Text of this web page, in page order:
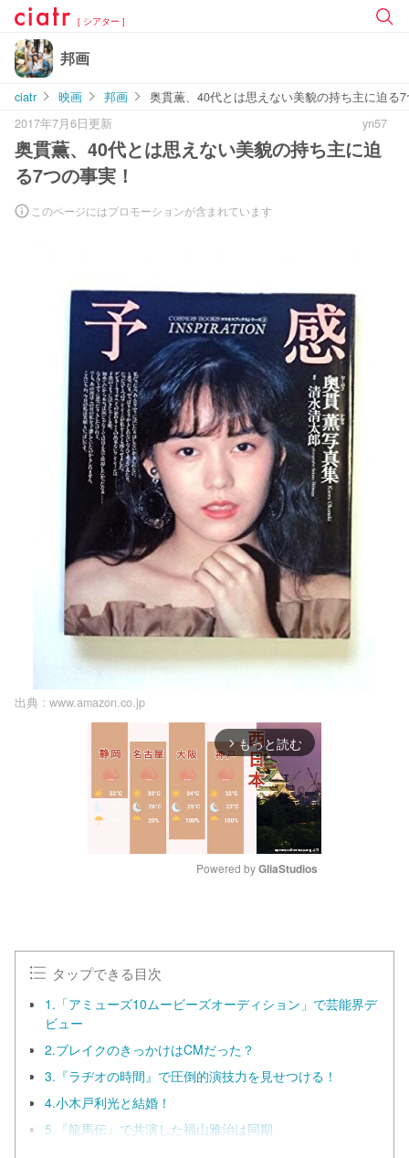
[ シアター ]
邦画
ciatr 映画 邦画
奥貫薫、40代とは思えない美貌の持ち主に迫る
2017年7月6日更新
yn57
奥貫薫、40代とは思えない美貌の持ち主に迫
る7つの事実！
このページにはプロモーションが含まれています
出典 : www.amazon.co.jp
arrow_forward_ios もっと読む
Powered by GliaStudios
タップできる目次
1.「アミューズ10ムービーズオーディション」で芸能界デ
ビュー
2.ブレイクのきっかけはCMだった？
3.『ラヂオの時間』で圧倒的演技力を見せつける！
4.小木戸利光と結婚！
5.『龍馬伝』で共演した福山雅治は同期